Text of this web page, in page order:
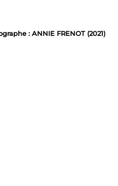
: ANNIE FRENOT (2021)